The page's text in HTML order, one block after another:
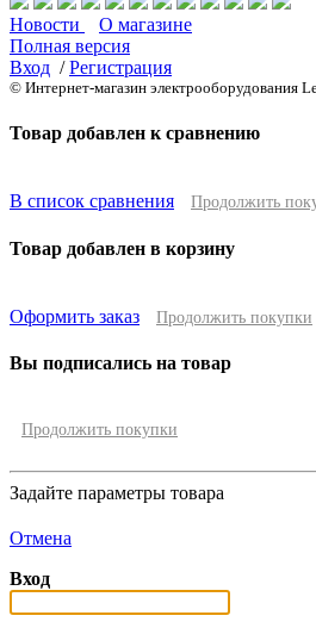
Новости
О магазине
Полная версия
Вход /Регистрация
© Интернет-магазин электрооборудования
Товар добавлен к сравнению
В список сравнения Продолжить
Товар добавлен в корзину
Оформить заказ Продолжить покупки
Вы подписались на товар
Продолжить покупки
Задайте параметры товара
Отмена
Вход